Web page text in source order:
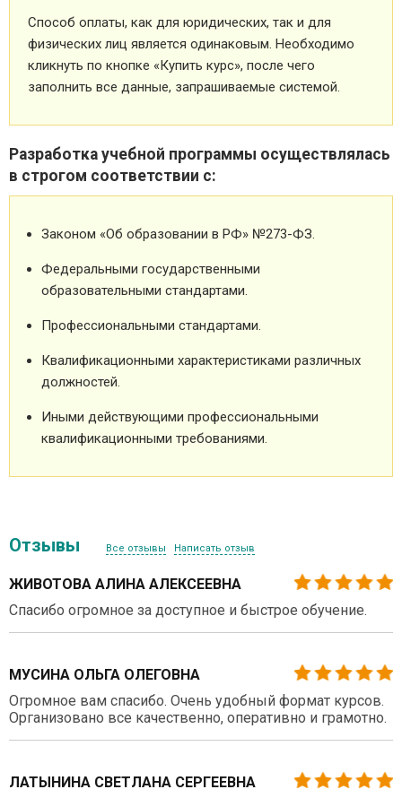
Способ оплаты, как для юридических, так и для
физических лиц является одинаковым. Необходимо
кликнуть по кнопке «Купить курс», после чего
заполнить все данные, запрашиваемые системой.
Разработка учебной программы осуществлялась
в строгом соответствии с:
Законом «Об образовании в РФ» №273-ФЗ.
Федеральными государственными
образовательными стандартами.
Профессиональными стандартами.
Квалификационными характеристиками различных
должностей.
Иными действующими профессиональными
квалификационными требованиями.
Отзывы Все отзывы Написать отзыв
ЖИВОТОВА АЛИНА АЛЕКСЕЕВНА
Спасибо огромное за доступное и быстрое обучение.
МУСИНА ОЛЬГА ОЛЕГОВНА
Огромное вам спасибо. Очень удобный формат курсов.
Организовано все качественно, оперативно и грамотно.
ЛАТЫНИНА СВЕТЛАНА СЕРГЕЕВНА